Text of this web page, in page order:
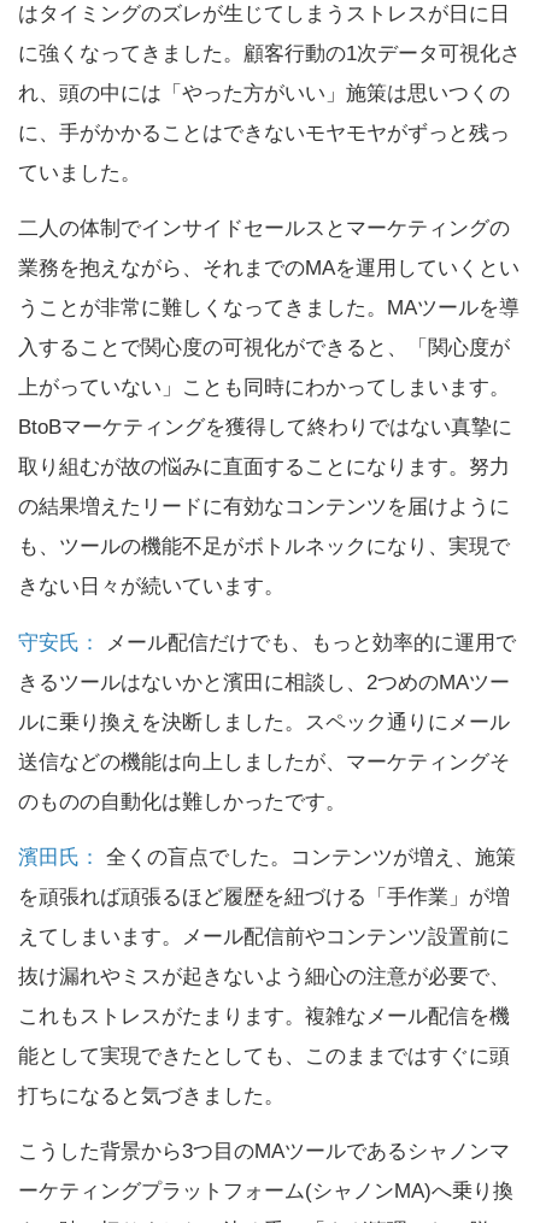
はタイミングのズレが生じてしまうストレスが日に日
に強くなってきました。顧客行動の1次データ可視化さ
れ、頭の中には「やった方がいい」施策は思いつくの
に、手がかかることはできないモヤモヤがずっと残っ
ていました。
二人の体制でインサイドセールスとマーケティングの
業務を抱えながら、それまでのMAを運用していくとい
うことが非常に難しくなってきました。MAツールを導
入することで関心度の可視化ができると、「関心度が
上がっていない」ことも同時にわかってしまいます。
BtoBマーケティングを獲得して終わりではない真摯に
取り組むが故の悩みに直面することになります。努力
の結果増えたリードに有効なコンテンツを届けように
も、ツールの機能不足がボトルネックになり、実現で
きない日々が続いています。
守安氏：
メール配信だけでも、もっと効率的に運用で
きるツールはないかと濱田に相談し、2つめのMAツー
ルに乗り換えを決断しました。スペック通りにメール
送信などの機能は向上しましたが、マーケティングそ
のものの自動化は難しかったです。
濱田氏：
全くの盲点でした。コンテンツが増え、施策
を頑張れば頑張るほど履歴を紐づける「手作業」が増
えてしまいます。メール配信前やコンテンツ設置前に
抜け漏れやミスが起きないよう細心の注意が必要で、
これもストレスがたまります。複雑なメール配信を機
能として実現できたとしても、このままではすぐに頭
打ちになると気づきました。
こうした背景から3つ目のMAツールであるシャノンマ
ーケティングプラットフォーム(シャノンMA)へ乗り換